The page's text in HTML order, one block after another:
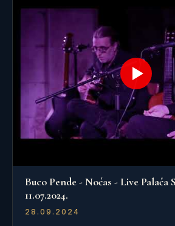
Buco Pende - Noćas - Live Palača
11.07.2024.
28.09.2024